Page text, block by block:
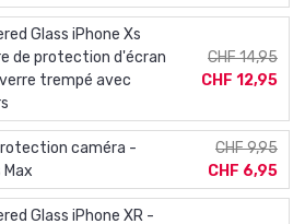
Glass iPhone Xs
de protection d'écran
trempé avec
CHF 14,95
CHF 12,95
caméra -
Max
CHF 9,95
CHF 6,95
Glass iPhone XR -